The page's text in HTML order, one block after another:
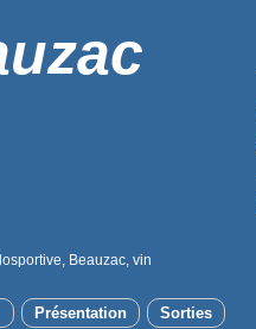
Beauzac, vin
Présentation Sorties